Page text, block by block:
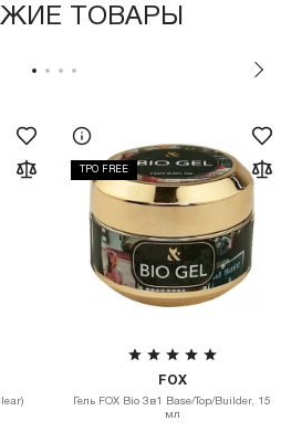
ТОВАРЫ
TPO FREE
FOX
Гель FOX Bio 3в1 Base/Top/Builder, 15
мл